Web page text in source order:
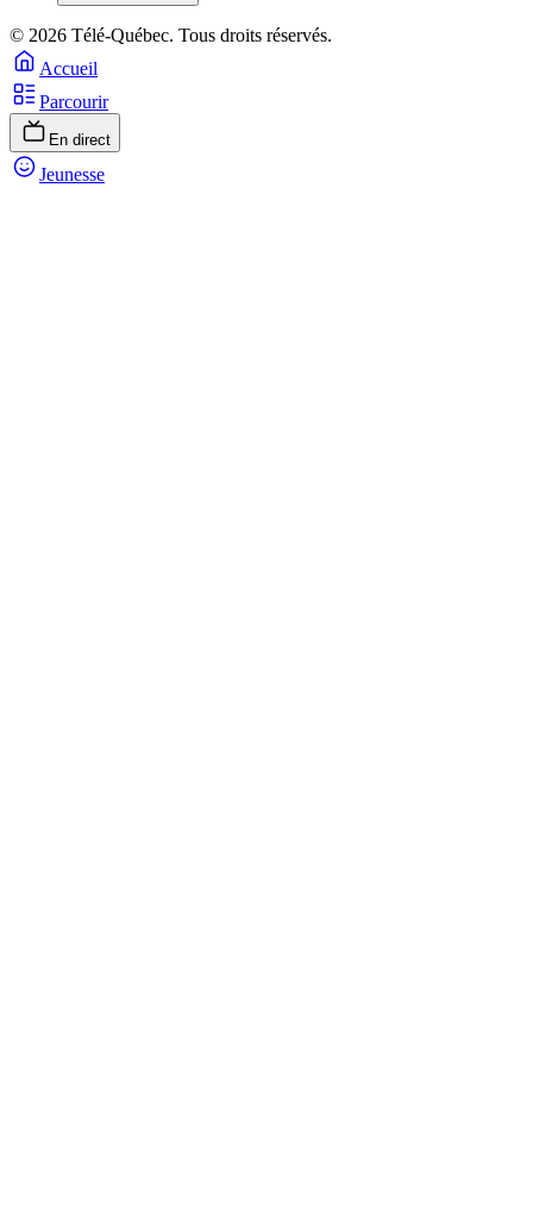
© 2026 Télé-Québec. Tous droits réservés.
Accueil
Parcourir
En direct
Jeunesse